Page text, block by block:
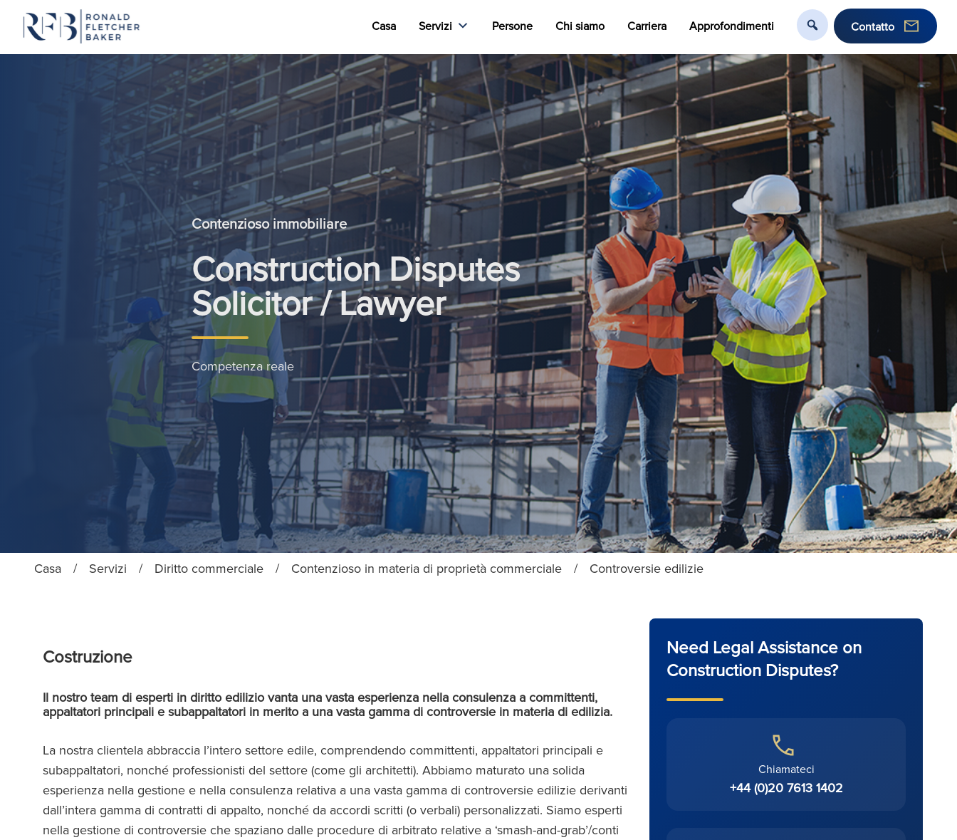
Casa Servizi Persone Chi siamo Carriera Approfondimenti Contatto
Contenzioso immobiliare
Construction Disputes
Solicitor / Lawyer
Competenza reale
Casa / Servizi / Diritto commerciale / Contenzioso in materia di proprietà commerciale / Controversie edilizie
Costruzione
Il nostro team di esperti in diritto edilizio vanta una vasta esperienza nella consulenza a committenti,
appaltatori principali e subappaltatori in merito a una vasta gamma di controversie in materia di edilizia.
La nostra clientela abbraccia l’intero settore edile, comprendendo committenti, appaltatori principali e
subappaltatori, nonché professionisti del settore (come gli architetti). Abbiamo maturato una solida
esperienza nella gestione e nella consulenza relativa a una vasta gamma di controversie edilizie derivanti
dall’intera gamma di contratti di appalto, nonché da accordi scritti (o verbali) personalizzati. Siamo esperti
nella gestione di controversie che spaziano dalle procedure di arbitrato relative a ‘smash-and-grab’/conti
Need Legal Assistance on
Construction Disputes?
Chiamateci
+44 (0)20 7613 1402